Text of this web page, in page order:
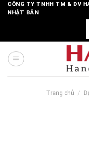
SkipCÔNG TY TNHH TM & DV
NHẬT BẢN
Trang chủ /